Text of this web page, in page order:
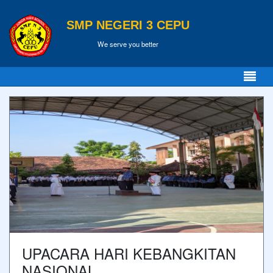
SMP NEGERI 3 CEPU
We serve you better
UPACARA HARI KEBANGKITAN